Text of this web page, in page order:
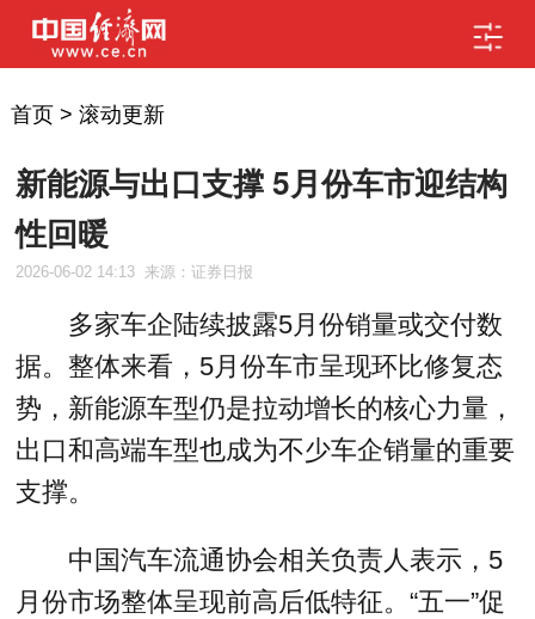
首页> 滚动更新
新能源与出口支撑 5月份车市迎结构
性回暖
2026-06-02 14:13 来源：证券日报
多家车企陆续披露5月份销量或交付数
据。整体来看，5月份车市呈现环比修复态
势，新能源车型仍是拉动增长的核心力量，
出口和高端车型也成为不少车企销量的重要
支撑。
中国汽车流通协会相关负责人表示，5
月份市场整体呈现前高后低特征。“五一”促